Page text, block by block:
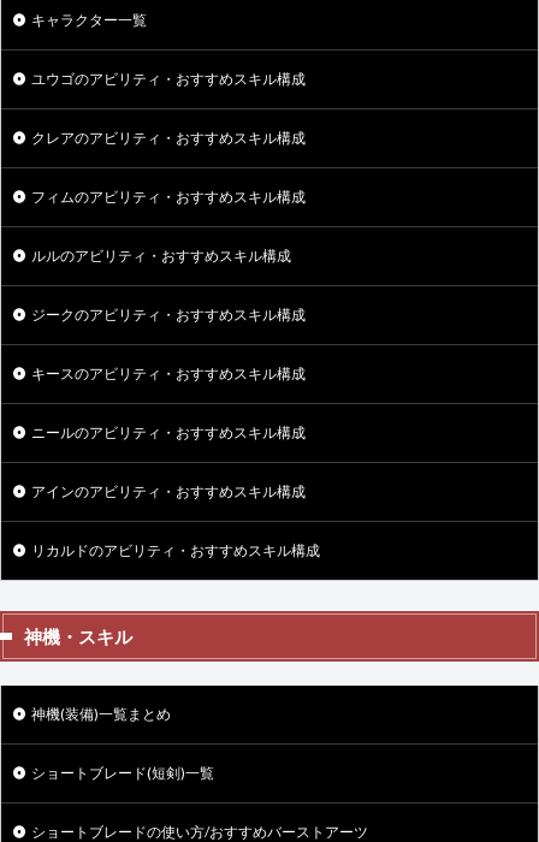
キャラクター一覧
ユウゴのアビリティ・おすすめスキル構成
クレアのアビリティ・おすすめスキル構成
フィムのアビリティ・おすすめスキル構成
ルルのアビリティ・おすすめスキル構成
ジークのアビリティ・おすすめスキル構成
キースのアビリティ・おすすめスキル構成
ニールのアビリティ・おすすめスキル構成
アインのアビリティ・おすすめスキル構成
リカルドのアビリティ・おすすめスキル構成
神機・スキル
神機(装備)一覧まとめ
ショートブレード(短剣)一覧
ショートブレードの使い方/おすすめバーストアーツ